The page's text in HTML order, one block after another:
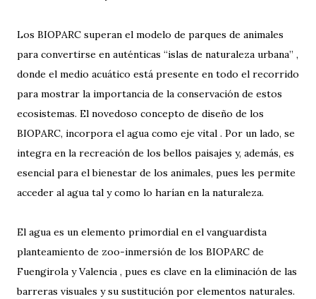
Los BIOPARC superan el modelo de parques de animales
para convertirse en auténticas “islas de naturaleza urbana” ,
donde el medio acuático está presente en todo el recorrido
para mostrar la importancia de la conservación de estos
ecosistemas. El novedoso concepto de diseño de los
BIOPARC, incorpora el agua como eje vital . Por un lado, se
integra en la recreación de los bellos paisajes y, además, es
esencial para el bienestar de los animales, pues les permite
acceder al agua tal y como lo harían en la naturaleza.
El agua es un elemento primordial en el vanguardista
planteamiento de zoo-inmersión de los BIOPARC de
Fuengirola y Valencia , pues es clave en la eliminación de las
barreras visuales y su sustitución por elementos naturales.